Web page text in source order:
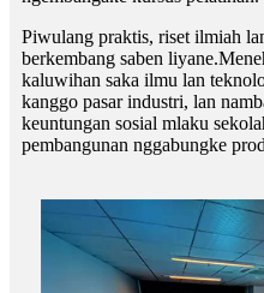
Piwulang praktis, riset ilmiah
berkembang saben
kaluwihan saka ilmu lan
kanggo pasar industri, lan
keuntungan sosial mlaku
pembangunan nggabungke